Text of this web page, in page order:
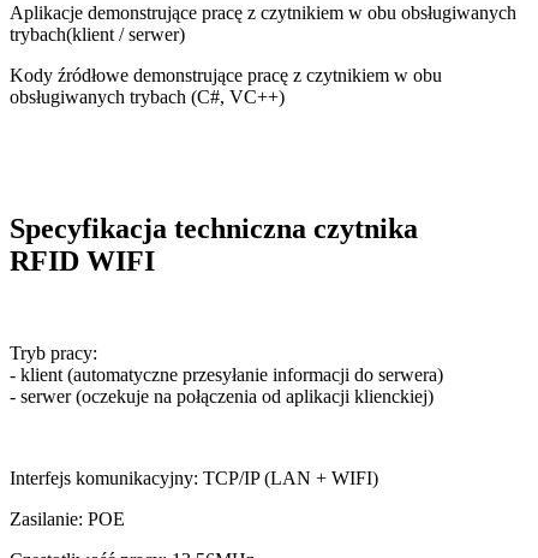
Aplikacje demonstrujące pracę z czytnikiem w obu obsługiwanych
trybach(klient / serwer)
Kody źródłowe demonstrujące pracę z czytnikiem w obu
obsługiwanych trybach (C#, VC++)
Specyfikacja techniczna czytnika
RFID WIFI
Tryb pracy:
- klient (automatyczne przesyłanie informacji do serwera)
- serwer (oczekuje na połączenia od aplikacji klienckiej)
Interfejs komunikacyjny: TCP/IP (LAN + WIFI)
Zasilanie: POE